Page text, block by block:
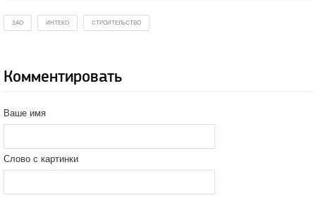
ЗАО ИНТЕКО СТРОИТЕЛЬСТВО
Комментировать
Ваше имя
Слово с картинки